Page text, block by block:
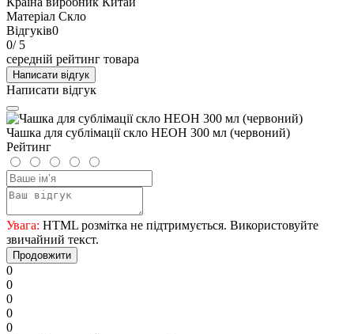
Матеріал Скло
Відгуків0
0/ 5
середній рейтинг товара
Написати відгук
Написати відгук
Чашка для сублімації скло НЕОН 300 мл (червоний)
Рейтинг
Увага: HTML розмітка не підтримується. Використовуйте
звичайний текст.
Продовжити
0
0
0
0
0